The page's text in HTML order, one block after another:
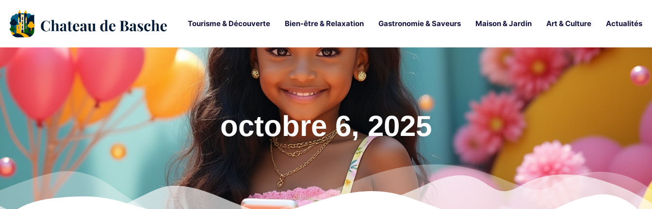
Tourisme & Découverte Bien-être & Relaxation Gastronomie & Saveurs Maison & Jardin Art & Culture Actualités
octobre 6, 2025